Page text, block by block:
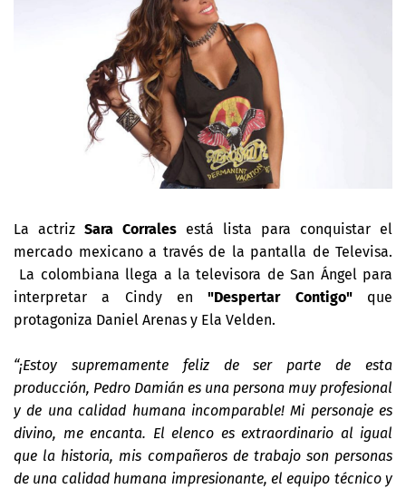
La actriz Sara Corrales está lista para conquistar el
mercado mexicano a través de la pantalla de Televisa.
La colombiana llega a la televisora de San Ángel para
interpretar a Cindy en"Despertar Contigo"que
protagoniza Daniel Arenas y Ela Velden.
“¡Estoy supremamente feliz de ser parte de esta
producción, Pedro Damián es una persona muy profesional
y de una calidad humana incomparable! Mi personaje es
divino, me encanta. El elenco es extraordinario al igual
que la historia, mis compañeros de trabajo son personas
de una calidad humana impresionante, el equipo técnico y